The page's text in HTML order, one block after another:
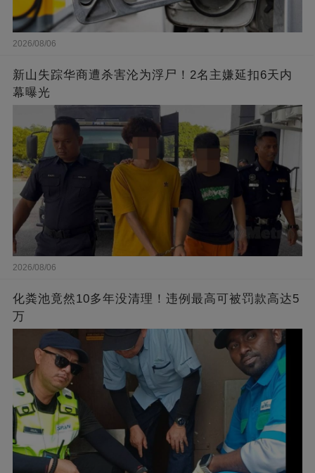
2026/08/06
新山失踪华商遭杀害沦为浮尸！2名主嫌延扣6天内
幕曝光
2026/08/06
化粪池竟然10多年没清理！违例最高可被罚款高达5
万